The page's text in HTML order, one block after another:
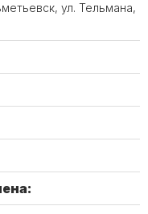
ул. Тельмана,